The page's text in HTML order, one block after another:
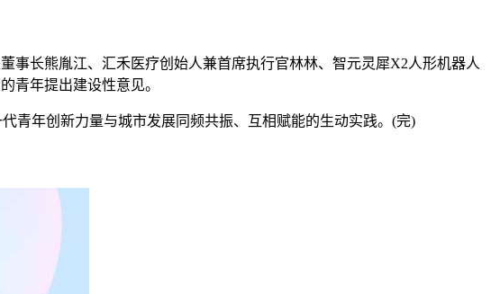
长熊胤江、汇禾医疗创始人兼首席执行官林林、智元灵犀X2人形机器人
青年提出建设性意见。
年创新力量与城市发展同频共振、互相赋能的生动实践。(完)